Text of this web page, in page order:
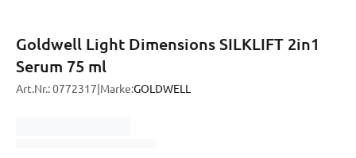
Goldwell Light Dimensions SILKLIFT 2in1
Serum 75 ml
Art.Nr.:0772317 Marke:GOLDWELL